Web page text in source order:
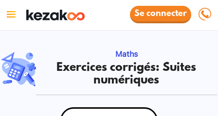
Se connecter
Maths
Exercices corrigés: Suites
numériques